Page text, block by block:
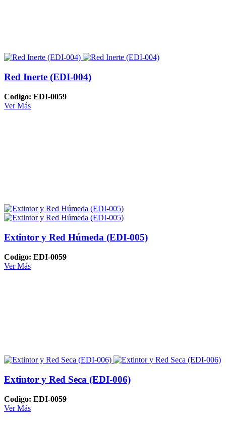
Red Inerte (EDI-004)
Codigo: EDI-0059
Ver Más
Extintor y Red Húmeda (EDI-005)
Codigo: EDI-0059
Ver Más
Extintor y Red Seca (EDI-006)
Codigo: EDI-0059
Ver Más